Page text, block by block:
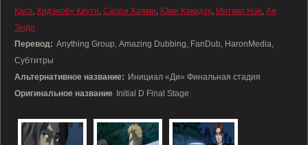
Касэ, Хидэнобу Киути, Саори Хаями, Юми Какадзу, Митико Нэя, Ая
Эндо
Перевод: Anything Group, Amazing Dubbing, FanDub, HaronMedia,
Субтитры
Альтернативное название: Инициал «Ди» Финальная стадия
Оригинальное название Initial D Final Stage